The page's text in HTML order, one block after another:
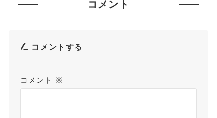
コメント
コメントする
コメント ※